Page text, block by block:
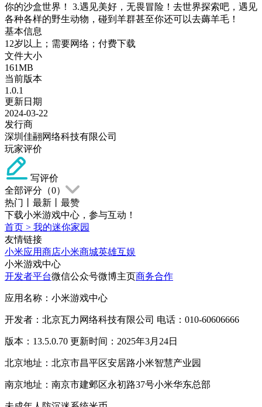
你的沙盒世界！ 3.遇见美好，无畏冒险！去世界探索吧，遇见
各种各样的野生动物，碰到羊群甚至你还可以去薅羊毛！
基本信息
12岁以上；需要网络；付费下载
文件大小
161MB
当前版本
1.0.1
更新日期
2024-03-22
发行商
深圳佳翮网络科技有限公司
玩家评价
写评价
全部评分（0）
热门
最新
最赞
下载小米游戏中心，参与互动！
首页 > 我的迷你家园
友情链接
小米应用商店小米商城英雄互娱
小米游戏中心
开发者平台微信公众号微博主页商务合作
应用名称：小米游戏中心
开发者：北京瓦力网络科技有限公司 电话：010-60606666
版本：13.5.0.70 更新时间：2025年3月24日
北京地址：北京市昌平区安居路小米智慧产业园
南京地址：南京市建邺区永初路37号小米华东总部